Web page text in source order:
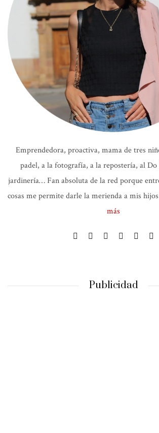
Emprendedora, proactiva, mama de tres
padel, a la fotografía, a la repostería, al
jardinería… Fan absoluta de la red porque
cosas me permite darle la merienda a mis
más
Publicidad